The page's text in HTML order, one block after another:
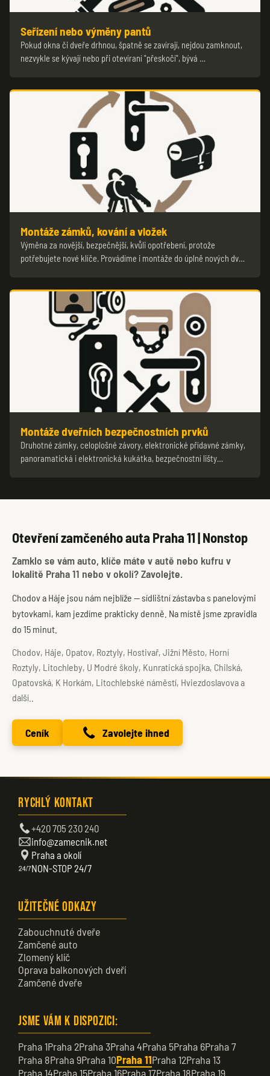
Seřízení nebo výměny pantů
Pokud okna či dveře drhnou, špatně se zavírají, nejdou zamknout,
nezvykle se kývají nebo při otevíraní "přeskočí", bývá …
Montáže zámků, kování a vložek
Výměna za novější, bezpečnější, kvůli opotřebení, protože
potřebujete nové klíče. Provádíme i montáže do úplně nových dv…
Montáže dveřních bezpečnostních prvků
Druhotné zámky, celoplošné závory, elektronické přídavné zámky,
panoramatická i elektronická kukátka, bezpečnostní lišty…
Otevření zamčeného auta Praha 11 | Nonstop
Zamklo se vám auto, klíče máte v autě nebo kufru v
lokalitě Praha 11 nebo v okolí? Zavolejte.
Chodov a Háje jsou nám nejblíže — sídlištní zástavba s panelovými
bytovkami, kam jezdíme prakticky denně. Na místě jsme zpravidla
do 15 minut.
Chodov, Háje, Opatov, Roztyly, Hostivař, Jižní Město, Horní
Roztyly, Litochleby, U Modré školy, Kunratická spojka, Chilská,
Opatovská, K Horkám, Litochlebské náměstí, Hviezdoslavova a
další..
Ceník Zavolejte ihned
Rychlý kontakt
+420 705 230 240
info@zamecnik.net
Praha a okolí
NON-STOP 24/7
Užitečné odkazy
Zabouchnuté dveře
Zamčené auto
Zlomený klíč
Oprava balkonových dveří
Zamčené dveře
Jsme vám k dispozici:
Praha 1Praha 2Praha 3Praha 4Praha 5Praha 6Praha 7
Praha 8Praha 9Praha 10Praha 11Praha 12Praha 13
Praha 14Praha 15Praha 16Praha 17Praha 18Praha 19